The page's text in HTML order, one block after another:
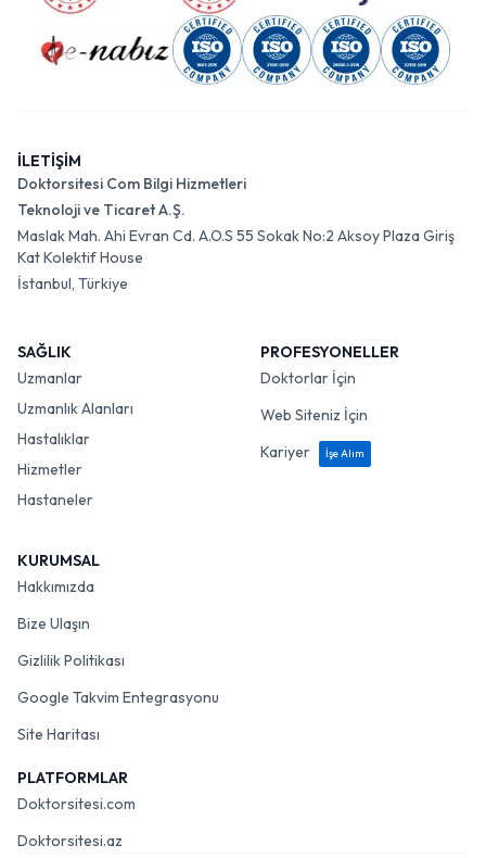
İLETİŞİM
Doktorsitesi Com Bilgi Hizmetleri
Teknoloji ve Ticaret A.Ş.
Maslak Mah. Ahi Evran Cd. A.O.S 55 Sokak No:2 Aksoy Plaza Giriş
Kat Kolektif House
İstanbul, Türkiye
SAĞLIK
Uzmanlar
Uzmanlık Alanları
Hastalıklar
Hizmetler
Hastaneler
PROFESYONELLER
Doktorlar İçin
Web Siteniz İçin
Kariyer
İşe Alım
KURUMSAL
Hakkımızda
Bize Ulaşın
Gizlilik Politikası
Google Takvim Entegrasyonu
Site Haritası
PLATFORMLAR
Doktorsitesi.com
Doktorsitesi.az